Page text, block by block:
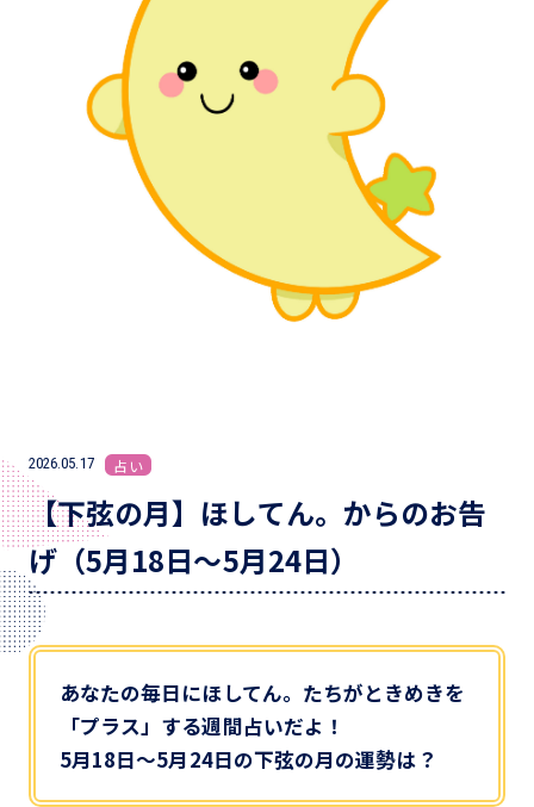
2026.05.17 占い
【下弦の月】ほしてん。からのお告
げ（5月18日～5月24日）
あなたの毎日にほしてん。たちがときめきを
「プラス」する週間占いだよ！
5月18日～5月24日の下弦の月の運勢は？